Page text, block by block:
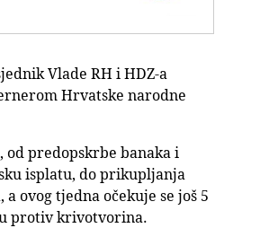
Vlade RH i HDZ-a
Hrvatske narodne
od predopskrbe banaka i
isplatu, do prikupljanja
ovog tjedna očekuje se još 5
protiv krivotvorina.